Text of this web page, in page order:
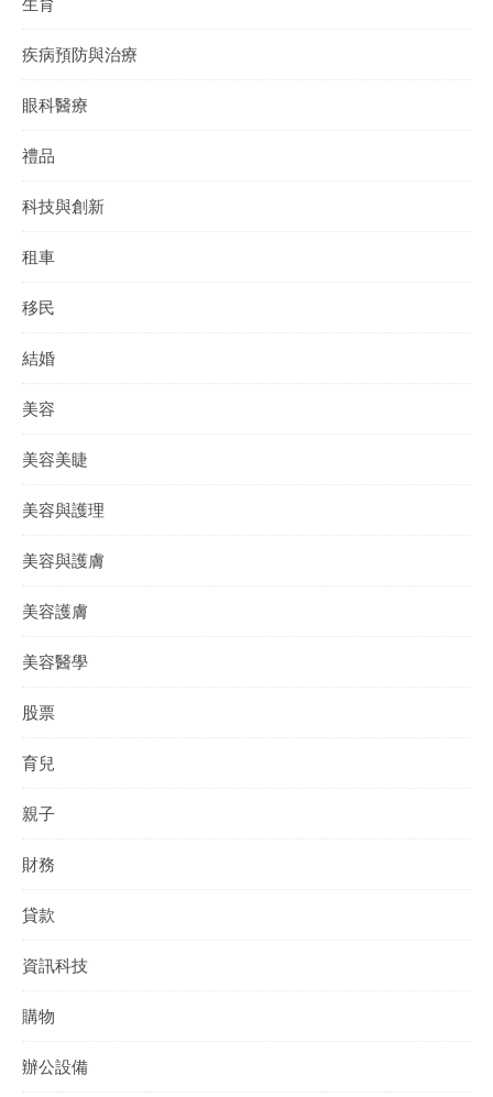
疾病預防與治療
眼科醫療
禮品
科技與創新
租車
移民
結婚
美容
美容美睫
美容與護理
美容與護膚
美容護膚
美容醫學
股票
育兒
親子
財務
貸款
資訊科技
購物
辦公設備